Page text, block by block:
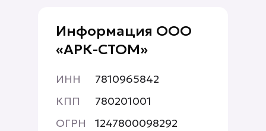
Информация ООО
«АРК-СТОМ»
ИНН
КПП
ОГРН
7810965842
780201001
1247800098292